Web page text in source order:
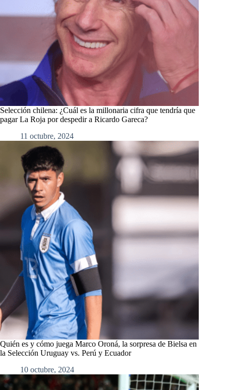
Selección chilena: ¿Cuál es la millonaria cifra que tendría que
pagar La Roja por despedir a Ricardo Gareca?
11 octubre, 2024
Quién es y cómo juega Marco Oroná, la sorpresa de Bielsa en
la Selección Uruguay vs. Perú y Ecuador
10 octubre, 2024